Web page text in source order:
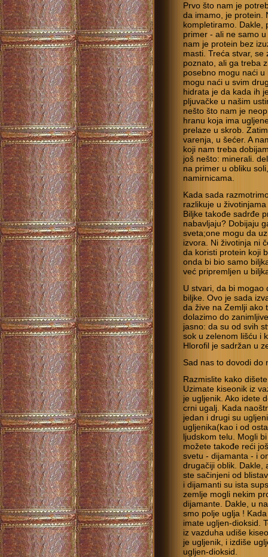
Prvo što nam je
da imamo, je protein.
kompletiramo. Dakle,
primer - ali ne samo
nam je protein bez
masti. Treća stvar,
poznato, ali ga treba
posebno mogu naći
mogu naći u svim
hidrata je da kada ih
pljuvačke u našim
nešto što nam je
hranu koja ima
prelaze u skrob.
varenja, u šećer. A
koji nam treba
još nešto: minerali.
na primer u obliku
namirnicama.
Kada sada
razlikuje u
Biljke takođe sadrđe
nabavljaju? Dobijaju
sveta;one mogu da
izvora. Ni životinja ni
da koristi protein koji
onda bi bio samo
već pripremljen u
U stvari, da bi mogao
biljke. Ovo je sada
da žive na Zemlji ako
dolazimo do
jasno: da su od svih
sok u zelenom lišću i
Hlorofil je sadržan u
Sad nas to dovodi do
Razmislite kako
Uzimate kiseonik iz
je ugljenik. Ako idete
crni ugalj. Kada
jedan i drugi su
ugljenika(kao i od
ljudskom telu. Mogli
možete takođe reći
svetu - dijamanta - i
drugačiji oblik. Dakle,
ste sačinjeni od
i dijamanti su ista
zemlje mogli nekim
dijamante. Dakle, u
smo polje uglja !
imate ugljen-dioksid.
iz vazduha udiše
je ugljenik, i izdiše
ugljen-dioksid.